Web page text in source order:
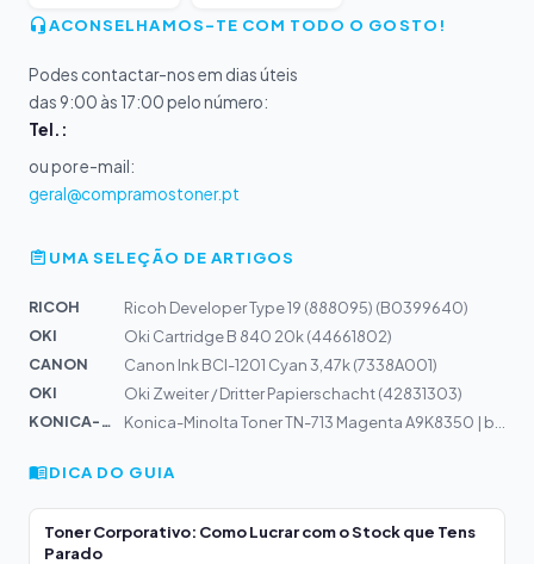
ACONSELHAMOS-TE COM TODO O GOSTO!
Podes contactar-nos em dias úteis
das 9:00 às 17:00 pelo número:
Tel.:
ou por e-mail:
geral@compramostoner.pt
UMA SELEÇÃO DE ARTIGOS
RICOH
Ricoh Developer Type 19 (888095) (B0399640)
OKI
Oki Cartridge B 840 20k (44661802)
CANON
Canon Ink BCI-1201 Cyan 3,47k (7338A001)
OKI
Oki Zweiter / Dritter Papierschacht (42831303)
KONICA-MIN...
DICA DO GUIA
Toner Corporativo: Como Lucrar com o Stock que Tens
Parado